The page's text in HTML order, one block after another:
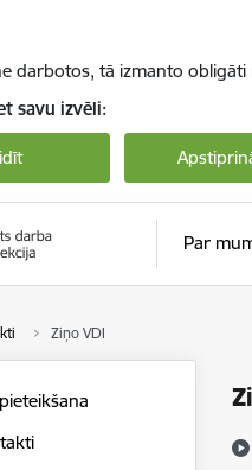
darbotos, tā izmanto
savu izvēli:
Par
Ziņo VDI